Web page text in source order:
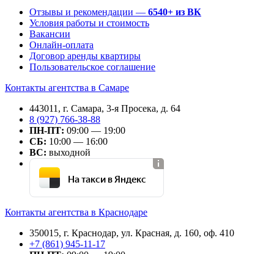
Отзывы и рекомендации — 6540+ из ВК
Условия работы и стоимость
Вакансии
Онлайн-оплата
Договор аренды квартиры
Пользовательское соглашение
Контакты агентства в Самаре
443011, г. Самара, 3-я Просека, д. 64
8 (927) 766-38-88
ПН-ПТ: 09:00 — 19:00
СБ: 10:00 — 16:00
ВС: выходной
На такси в Яндекс
Контакты агентства в Краснодаре
350015, г. Краснодар, ул. Красная, д. 160, оф. 410
+7 (861) 945-11-17